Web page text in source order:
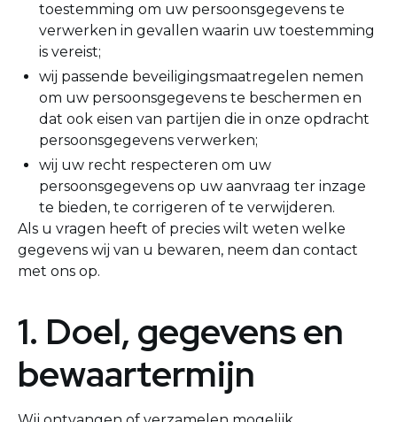
toestemming om uw persoonsgegevens te
verwerken in gevallen waarin uw toestemming
is vereist;
wij passende beveiligingsmaatregelen nemen
om uw persoonsgegevens te beschermen en
dat ook eisen van partijen die in onze opdracht
persoonsgegevens verwerken;
wij uw recht respecteren om uw
persoonsgegevens op uw aanvraag ter inzage
te bieden, te corrigeren of te verwijderen.
Als u vragen heeft of precies wilt weten welke
gegevens wij van u bewaren, neem dan contact
met ons op.
1. Doel, gegevens en
bewaartermijn